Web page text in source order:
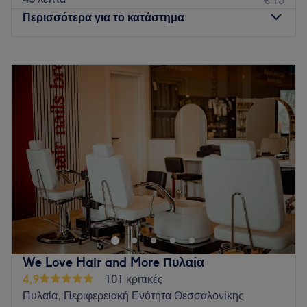
Περισσότερα για το κατάστημα
Τρίτη
20:00
Τετάρτη
Πέμπτη
10:00–20:00
Παρασκευή
10:00–20:00
Σάββατο
09:00–17:00
Κυριακή
Κλειστό
Το Lliz πρόκειται για έναν σύγχρονο και πολυτελή χώρο
ομορφιάς, ο οποίος συνδυάζει τις υπηρεσίες κομμωτηρίου,
περιποίησης άκρων και αισθητικής. Το κατάστημα διαθέτει
έναν φωτεινό και προσεγμένο εσωτερικό σχεδιασμό με
μίνιμαλ αισθητική, εξοπλισμένο με επαγγελματικό εξοπλισμό
τελευταίας τεχνολογίας με εμπειρους hair expert σε βαφες
και τεχνικες οπως babylights,balayage,καθωσ επισης και
barber corner και hairstyling.
We Love Hair and More Πυλαία
4,9
101 κριτικές
Πυλαία, Περιφερειακή Ενότητα Θεσσαλονίκης